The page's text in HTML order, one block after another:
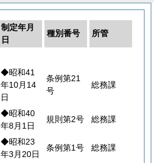
制定年月
日
種別番号 所管
◆昭和41
年10月14
日
条例第21
号
総務課
◆昭和40
年8月1日
規則第2号 総務課
◆昭和23
年3月20日
条例第1号 総務課